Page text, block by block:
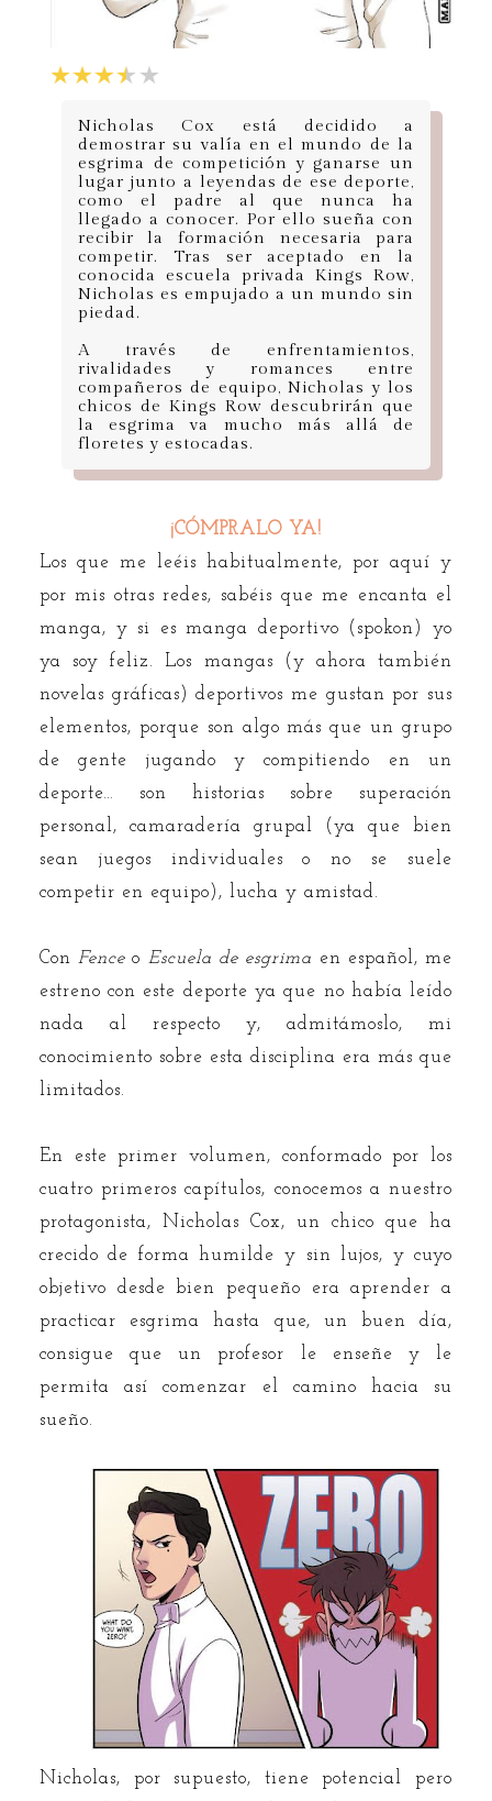
Nicholas Cox está decidido a
demostrar su valía en el mundo de la
esgrima de competición y ganarse un
lugar junto a leyendas de ese deporte,
como el padre al que nunca ha
llegado a conocer. Por ello sueña con
recibir la formación necesaria para
competir. Tras ser aceptado en la
conocida escuela privada Kings Row,
Nicholas es empujado a un mundo sin
piedad.
A través de enfrentamientos,
rivalidades y romances entre
compañeros de equipo, Nicholas y los
chicos de Kings Row descubrirán que
la esgrima va mucho más allá de
floretes y estocadas.
¡CÓMPRALO YA!
Los que me leéis habitualmente, por aquí y
por mis otras redes, sabéis que me encanta el
manga, y si es manga deportivo (spokon) yo
ya soy feliz. Los mangas (y ahora también
novelas gráficas) deportivos me gustan por sus
elementos, porque son algo más que un grupo
de gente jugando y compitiendo en un
deporte… son historias sobre superación
personal, camaradería grupal (ya que bien
sean juegos individuales o no se suele
competir en equipo), lucha y amistad.
ConFence o Escuela de esgrima en español, me
estreno con este deporte ya que no había leído
nada al respecto y, admitámoslo, mi
conocimiento sobre esta disciplina era más que
limitados.
En este primer volumen, conformado por los
cuatro primeros capítulos, conocemos a nuestro
protagonista, Nicholas Cox, un chico que ha
crecido de forma humilde y sin lujos, y cuyo
objetivo desde bien pequeño era aprender a
practicar esgrima hasta que, un buen día,
consigue que un profesor le enseñe y le
permita así comenzar el camino hacia su
sueño.
Nicholas, por supuesto, tiene potencial pero